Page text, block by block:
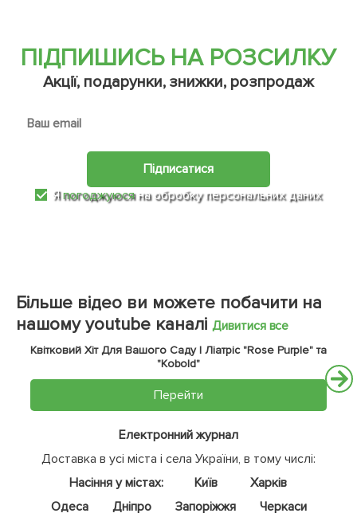
ПІДПИШИСЬ НА РОЗСИЛКУ
Акції, подарунки, знижки, розпродаж
Підписатися
Япогоджуюся на обробку персональних даних
Більше відео ви можете побачити на
нашому youtube каналі Дивитися все
Квітковий Хіт Для Вашого Саду | Ліатріс "Rose Purple" та
"Kobold"
Перейти
Електронний журнал
Доставка в усі міста і села України, в тому числі:
Насіння у містах:
Київ
Харків
Одеса
Дніпро Запоріжжя
Черкаси